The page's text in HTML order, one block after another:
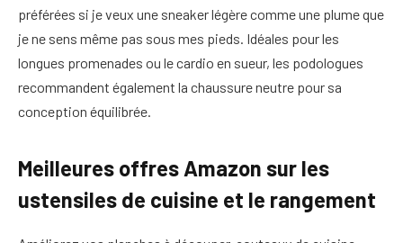
préférées si je veux une sneaker légère comme une plume que
je ne sens même pas sous mes pieds. Idéales pour les
longues promenades ou le cardio en sueur, les podologues
recommandent également la chaussure neutre pour sa
conception équilibrée.
Meilleures offres Amazon sur les
ustensiles de cuisine et le rangement